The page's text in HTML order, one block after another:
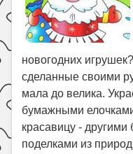
Летом!
Поиск
новогодних
сделанные своими
мала до велика.
бумажными
красавицу -
поделками из